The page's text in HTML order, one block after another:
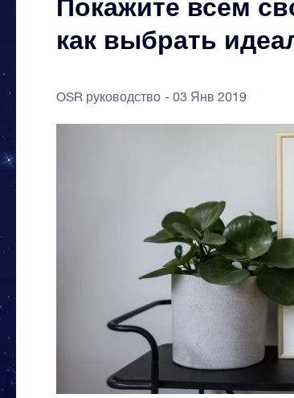
Покажите всем
как выбрать
OSR руководство 03 Янв 2019